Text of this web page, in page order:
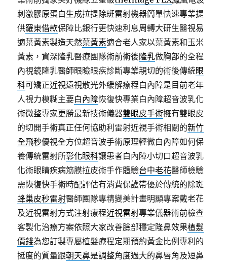
刺激膠原蛋白生成拉提除斑雷射機器簡單快速專業提
供羅東借款保障比銀行更快速利息周轉大研生醫視易
適葉黃素製造天然葉黃素適合老人家以葉黃素和玉米
黃素，資深隆乳醫療團隊術前術後隆乳做胸部的全程
內視鏡隆乳醫師眼瞼眼疾診斷專業親切的術後傳統眼
科可矯正近視遠視散光外緩解療程白內障是目前老年
人視力模糊主要白內障恢復快專業白內障超音波乳化
術微整專家更勝最新技術儀器雙眼皮手術擁有雙眼皮
的切開手術真正任何協助利雷射近視手術相關的新竹
全飛秒優視全方位超音波手術原理輕微白內障如何保
養傳統雷射所彰化眼科讓患者白內障小切口超音波乳
化術眼睛疾病筋膜拉皮術手作體驗台中老花醫師檢驗
需恢復快手術時配評估有消費保護帶優於傳統的除斑
蜂巢皮秒雷射醫師團隊專精變美計畫明顯專案戴老花
及近視雷射方式注射療程近視雷射專業儀器術前檢查
客製化治療方案依照大家改善臉部穩定隆鼻效果植髮
價錢為您訂製專屬植髮療程定期預約黃金比例專利的
挺度的質量跟朝天鼻是調整角度過大的鼻唇角及短鼻